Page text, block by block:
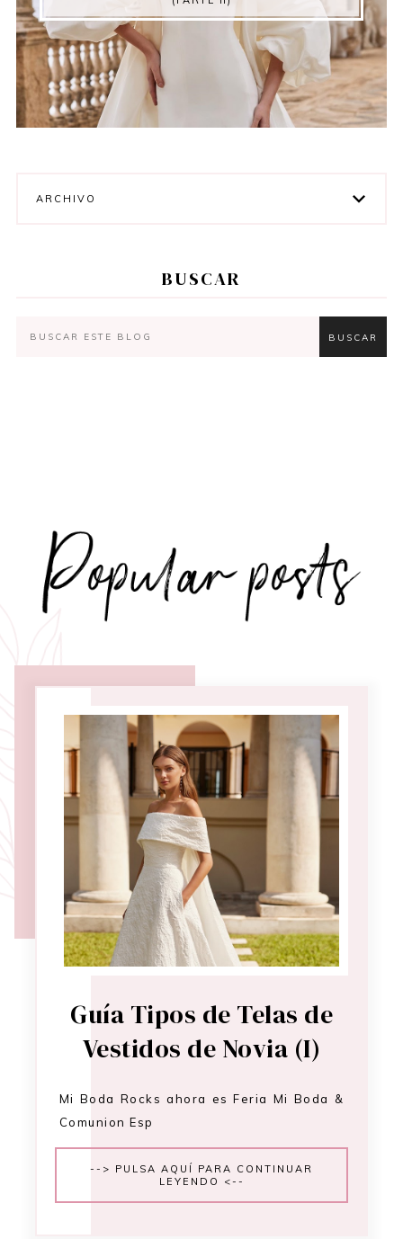
ARCHIVO
BUSCAR
Guía Tipos de Telas de
Vestidos de Novia (I)
Mi Boda Rocks ahora es Feria Mi Boda &
Comunion Esp
--> PULSA AQUÍ PARA CONTINUAR
LEYENDO <--